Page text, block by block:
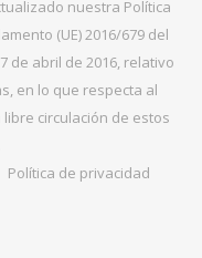
nuestra Política
(UE) 2016/679 del
de abril de 2016, relativo
en lo que respecta al
circulación de estos
Política de privacidad